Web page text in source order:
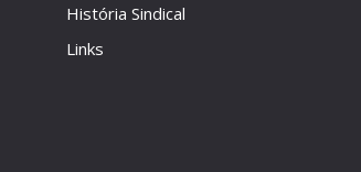
História Sindical
Links